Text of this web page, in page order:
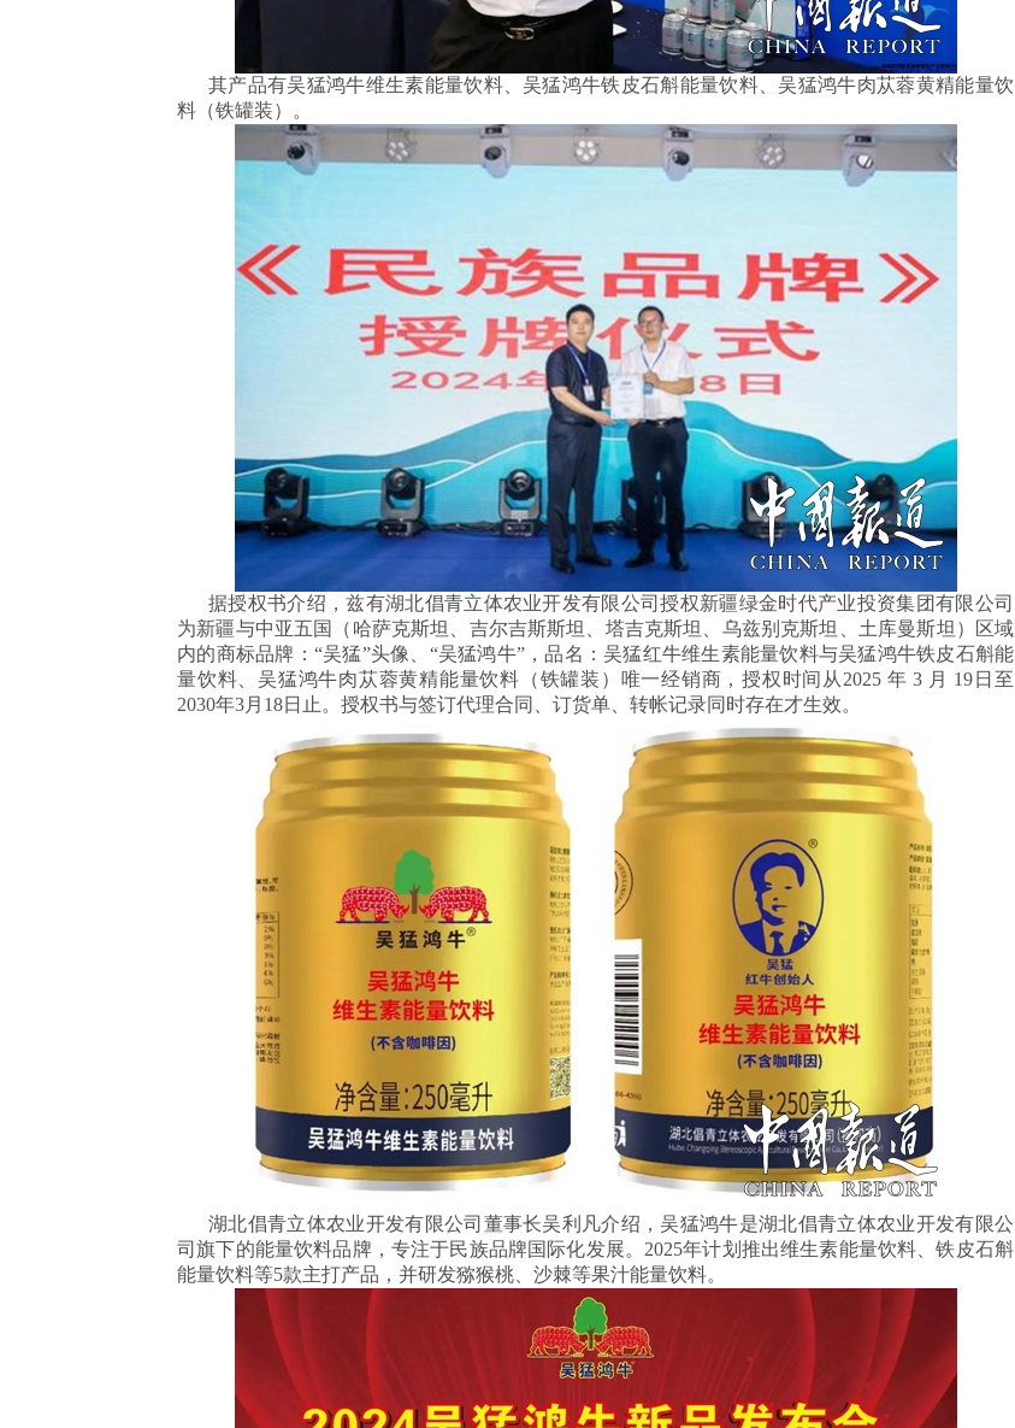
其产品有吴猛鸿牛维生素能量饮料、吴猛鸿牛铁皮石斛能量饮料、吴猛鸿牛肉苁蓉黄精能量饮
料（铁罐装）。
据授权书介绍，兹有湖北倡青立体农业开发有限公司授权新疆绿金时代产业投资集团有限公司
为新疆与中亚五国（哈萨克斯坦、吉尔吉斯斯坦、塔吉克斯坦、乌兹别克斯坦、土库曼斯坦）区域
内的商标品牌：“吴猛”头像、“吴猛鸿牛”，品名：吴猛红牛维生素能量饮料与吴猛鸿牛铁皮石斛能
量饮料、吴猛鸿牛肉苁蓉黄精能量饮料（铁罐装）唯一经销商，授权时间从2025 年 3 月 19日至
2030年3月18日止。授权书与签订代理合同、订货单、转帐记录同时存在才生效。
湖北倡青立体农业开发有限公司董事长吴利凡介绍，吴猛鸿牛是湖北倡青立体农业开发有限公
司旗下的能量饮料品牌，专注于民族品牌国际化发展。2025年计划推出维生素能量饮料、铁皮石斛
能量饮料等5款主打产品，并研发猕猴桃、沙棘等果汁能量饮料‌。